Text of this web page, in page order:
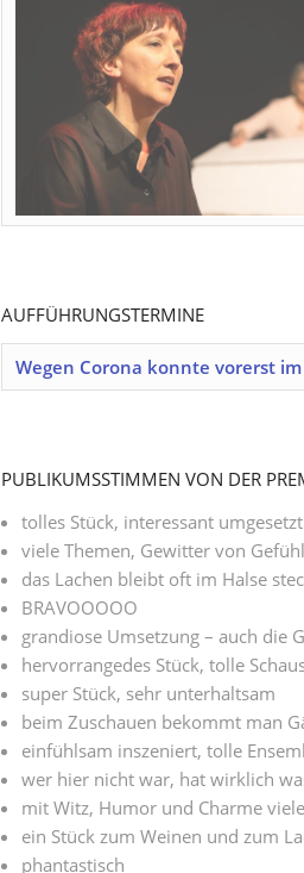
AUFFÜHRUNGSTERMINE
Wegen Corona konnte vorerst
PUBLIKUMSSTIMMEN VON DER
tolles Stück, interessant umgesetzt
viele Themen, Gewitter von
das Lachen bleibt oft im Halse
BRAVOOOOO
grandiose Umsetzung – auch die
hervorrangedes Stück, tolle
super Stück, sehr unterhaltsam
beim Zuschauen bekommt man
einfühlsam inszeniert, tolle
wer hier nicht war, hat wirklich
mit Witz, Humor und Charme
ein Stück zum Weinen und zum
phantastisch